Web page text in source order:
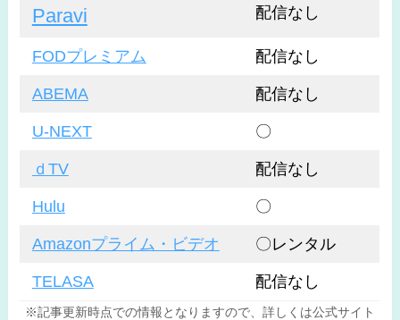
Paravi 配信なし
FODプレミアム 配信なし
ABEMA 配信なし
U-NEXT 〇
ｄTV 配信なし
Hulu 〇
Amazonプライム・ビデオ 〇レンタル
TELASA 配信なし
※記事更新時点での情報となりますので、詳しくは公式サイト